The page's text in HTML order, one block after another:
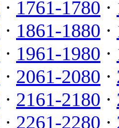
· 1761-1780 ·
· 1861-1880 ·
· 1961-1980 ·
· 2061-2080 ·
· 2161-2180 ·
· 2261-2280 ·